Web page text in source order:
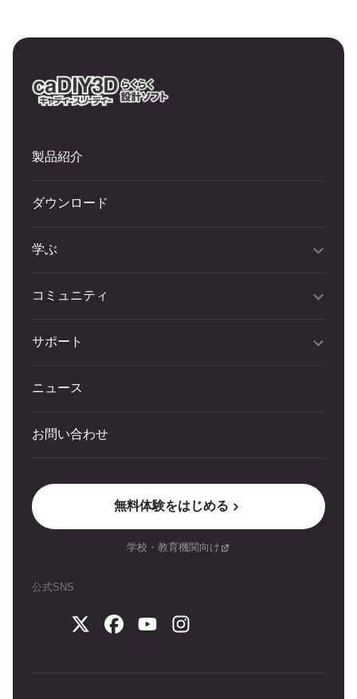
製品紹介
ダウンロード
学ぶ
コミュニティ
サポート
ニュース
お問い合わせ
無料体験をはじめる
学校・教育機関向け
公式SNS